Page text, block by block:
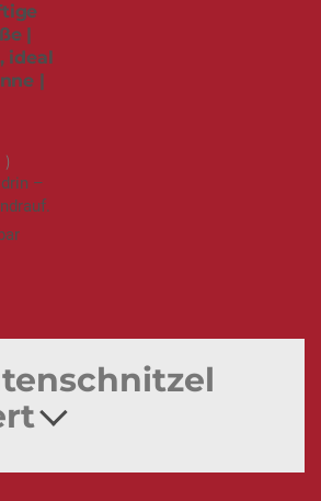
|
|
–